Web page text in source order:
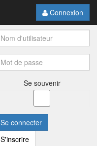
Connexion
Se souvenir
Se connecter
S'inscrire